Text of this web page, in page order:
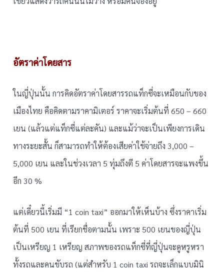
อัตราค่าโดยสาร
ในญี่ปุ่นนั้น การคิดอัตราค่าโดยสารรถแท็กซี่จะเหมือนกับของ
เมืองไทย คือคิดตามราคามิเตอร์ ราคาจะเริ่มต้นที่ 650 – 660
เยน (แล้วแต่แท็กซี่แต่ละคัน) และแม้ว่าจะเป็นเพียงการเดิน
ทางระยะสั้น ก็สามารถทำให้ต้องเสียค่าใช้จ่ายถึง 3,000 –
5,000 เยน และในช่วงเวลา 5 ทุ่มถึงตี 5 ค่าโดยสารจะแพงขึ้น
อีก 30 %
แต่เดี๋ยวนี้เริ่มมี “1 coin taxi” ออกมาให้เห็นบ้าง ซึ่งราคาเริ่ม
ต้นที่ 500 เยน ที่เรียกชื่อตามนั้น เพราะ 500 เยนของญี่ปุ่น
เป็นเหรียญ 1 เหรียญ สภาพของรถแท็กซี่ที่ญี่ปุ่นจะดูหรูหรา
ทั้งรถและคนขับรถ (แต่สำหรับ 1 coin taxi รถจะเล็กแบบมินิ